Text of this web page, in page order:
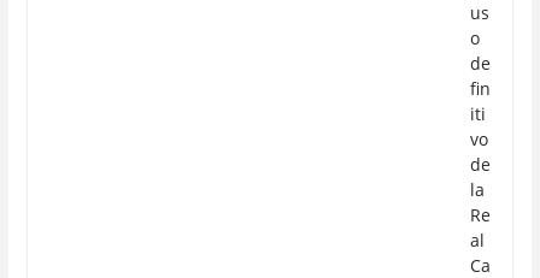
us
o
de
fin
iti
vo
de
la
Re
al
Ca